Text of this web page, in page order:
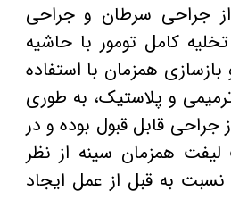
از جراحی سرطان و جراحی
کامل تومور با حاشیه
همزمان با استفاده
و پلاستیک، به طوری
جراحی قابل قبول بوده و در
همزمان سینه از نظر
به قبل از عمل ایجاد